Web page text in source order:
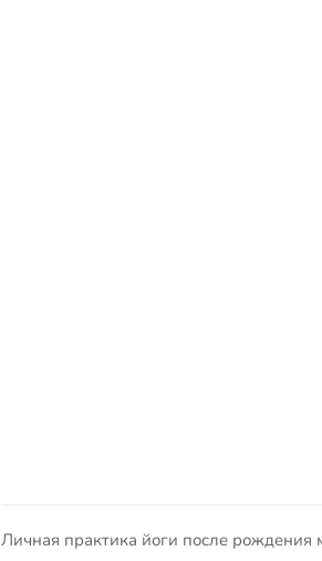
Личная практика йоги после